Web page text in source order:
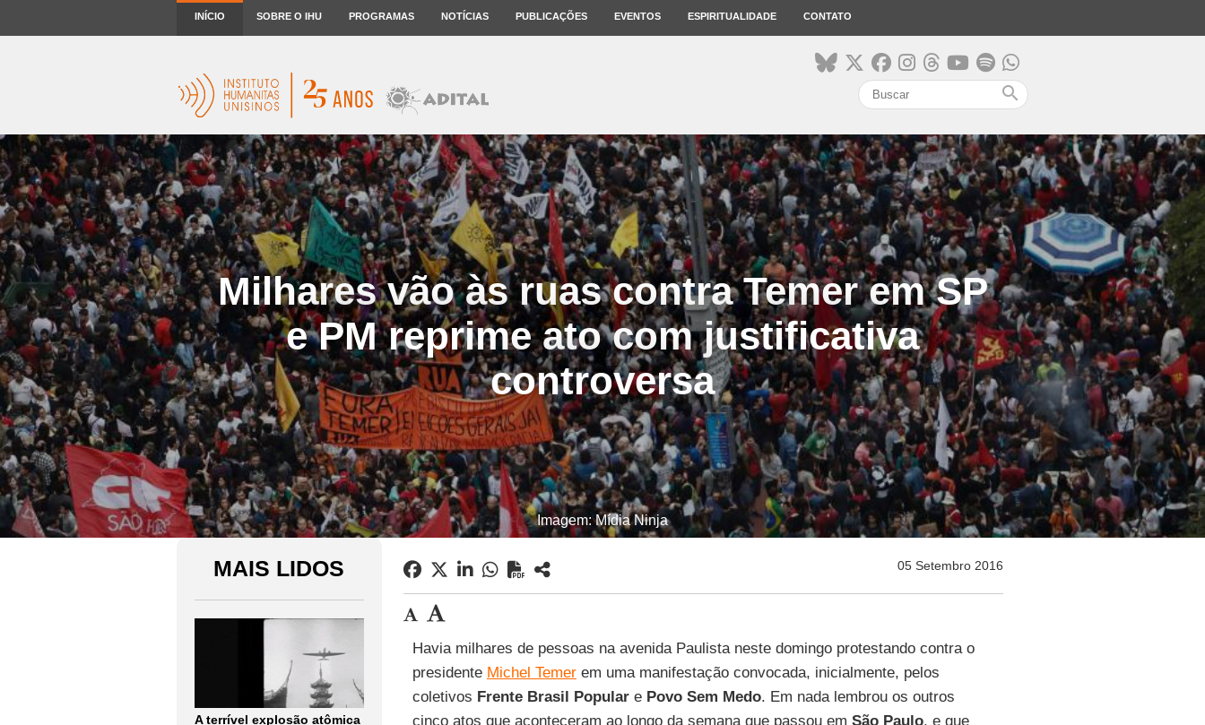
INÍCIO SOBRE O IHU PROGRAMAS NOTÍCIAS PUBLICAÇÕES EVENTOS ESPIRITUALIDADE CONTATO
search
Milhares vão às ruas contra Temer em SP
e PM reprime ato com justificativa
controversa
Imagem: Mídia Ninja
MAIS LIDOS
A terrível explosão atômica
05 Setembro 2016
Havia milhares de pessoas na avenida Paulista neste domingo protestando contra o
presidente Michel Temerem uma manifestação convocada, inicialmente, pelos
coletivos Frente Brasil Populare Povo Sem Medo. Em nada lembrou os outros
cinco atos que aconteceram ao longo da semana que passou em São Paulo, e que